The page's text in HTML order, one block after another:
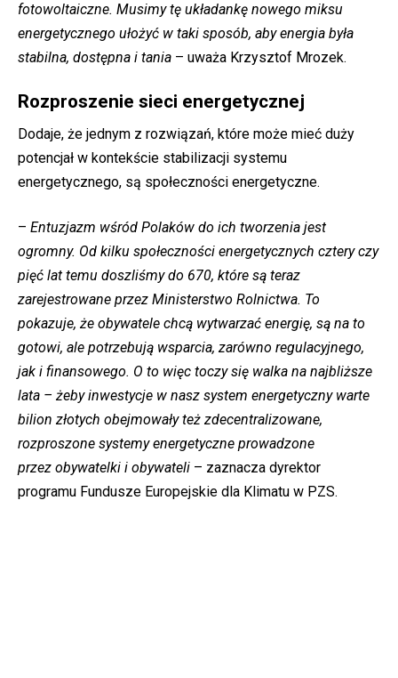
fotowoltaiczne. Musimy tę układankę nowego miksu
energetycznego ułożyć w taki sposób, aby energia była
stabilna, dostępna i tania – uważa Krzysztof Mrozek.
Rozproszenie sieci energetycznej
Dodaje, że jednym z rozwiązań, które może mieć duży
potencjał w kontekście stabilizacji systemu
energetycznego, są społeczności energetyczne.
– Entuzjazm wśród Polaków do ich tworzenia jest
ogromny. Od kilku społeczności energetycznych cztery czy
pięć lat temu doszliśmy do 670, które są teraz
zarejestrowane przez Ministerstwo Rolnictwa. To
pokazuje, że obywatele chcą wytwarzać energię, są na to
gotowi, ale potrzebują wsparcia, zarówno regulacyjnego,
jak i finansowego. O to więc toczy się walka na najbliższe
lata – żeby inwestycje w nasz system energetyczny warte
bilion złotych obejmowały też zdecentralizowane,
rozproszone systemy energetyczne prowadzone
przez obywatelki i obywateli – zaznacza dyrektor
programu Fundusze Europejskie dla Klimatu w PZS.